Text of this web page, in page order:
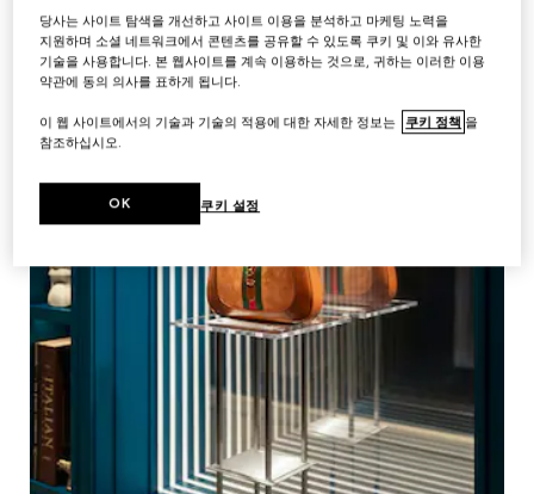
당사는 사이트 탐색을 개선하고 사이트 이용을 분석하고 마케팅 노력을
지원하며 소셜 네트워크에서 콘텐츠를 공유할 수 있도록 쿠키 및 이와 유사한
기술을 사용합니다. 본 웹사이트를 계속 이용하는 것으로, 귀하는 이러한 이용
약관에 동의 의사를 표하게 됩니다.
이 웹 사이트에서의 기술과 기술의 적용에 대한 자세한 정보는 쿠키 정책 을
참조하십시오.
쿠키 설정
OK